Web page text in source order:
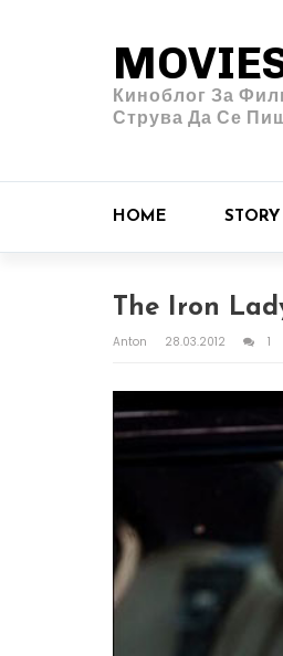
Киноблог За
Струва Да Се
HOME
The Iron
Anton 28.03.2012 1